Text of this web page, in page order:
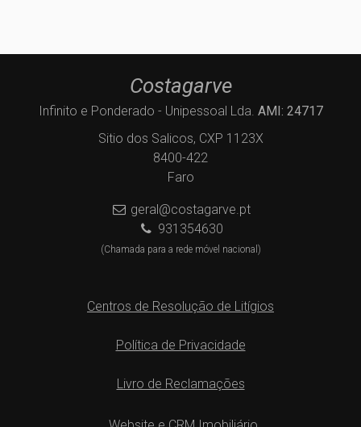
Costagarve
Infinito e Ponderado - Unipessoal Lda. AMI: 24717
Sitio dos Salicos, CXP 1123X
8400-422
Faro
geral@costagarve.pt
931354630
(Chamada para a rede móvel nacional)
Centros de Resolução de Litígios
Política de Privacidade
Livro de Reclamações